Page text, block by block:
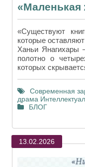
«Существуют
которые
Ханьи Янагихары
полотно о
которых
Современная
драма
БЛОГ
13.02.2026